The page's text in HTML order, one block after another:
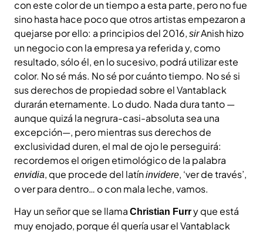
con este color de un tiempo a esta parte, pero no fue
sino hasta hace poco que otros artistas empezaron a
quejarse por ello: a principios del 2016, sirAnish hizo
un negocio con la empresa ya referida y, como
resultado, sólo él, en lo sucesivo, podrá utilizar este
color. No sé más. No sé por cuánto tiempo. No sé si
sus derechos de propiedad sobre el Vantablack
durarán eternamente. Lo dudo. Nada dura tanto —
aunque quizá la negrura-casi-absoluta sea una
excepción—, pero mientras sus derechos de
exclusividad duren, el mal de ojo le perseguirá:
recordemos el origen etimológico de la palabra
envidia, que procede del latíninvidere, ‘ver de través’,
o ver para dentro… o con mala leche, vamos.
Hay un señor que se llama Christian Furry que está
muy enojado, porque él quería usar el Vantablack